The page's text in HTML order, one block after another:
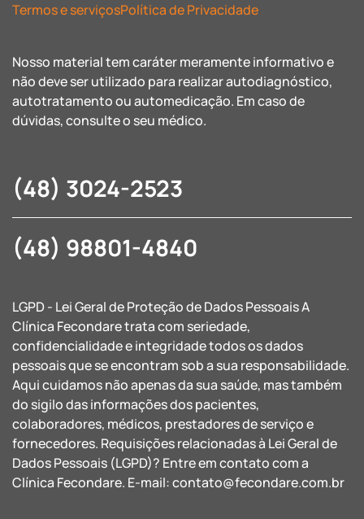
Termos e serviçosPolítica de Privacidade
Nosso material tem caráter meramente informativo e
não deve ser utilizado para realizar autodiagnóstico,
autotratamento ou automedicação. Em caso de
dúvidas, consulte o seu médico.
(48) 3024-2523
(48) 98801-4840
LGPD - Lei Geral de Proteção de Dados Pessoais A
Clínica Fecondare trata com seriedade,
confidencialidade e integridade todos os dados
pessoais que se encontram sob a sua responsabilidade.
Aqui cuidamos não apenas da sua saúde, mas também
do sigilo das informações dos pacientes,
colaboradores, médicos, prestadores de serviço e
fornecedores. Requisições relacionadas à Lei Geral de
Dados Pessoais (LGPD)? Entre em contato com a
Clínica Fecondare. E-mail:contato@fecondare.com.br